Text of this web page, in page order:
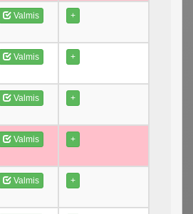
Valmis +
Valmis +
Valmis +
Valmis +
Valmis +